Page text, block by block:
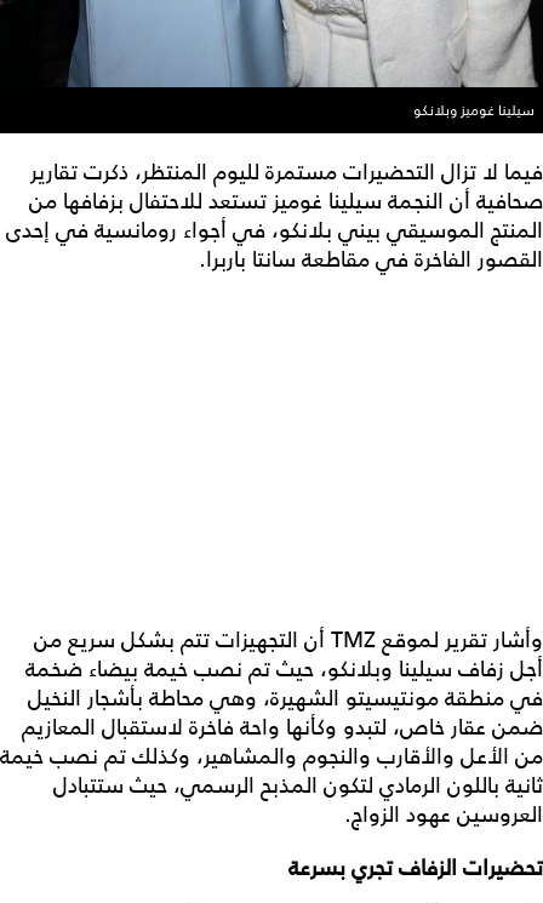
سيلينا غوميز وبلانكو
فيما لا تزال التحضيرات مستمرة لليوم المنتظر، ذكرت تقارير
صحافية أن النجمة سيلينا غوميز تستعد للاحتفال بزفافها من
المنتج الموسيقي بيني بلانكو، في أجواء رومانسية في إحدى
القصور الفاخرة في مقاطعة سانتا باربرا.
وأشار تقرير لموقع TMZ أن التجهيزات تتم بشكل سريع من
أجل زفاف سيلينا وبلانكو، حيث تم نصب خيمة بيضاء ضخمة
في منطقة مونتيسيتو الشهيرة، وهي محاطة بأشجار النخيل
ضمن عقار خاص، لتبدو وكأنها واحة فاخرة لاستقبال المعازيم
من الأعل والأقارب والنجوم والمشاهير، وكذلك تم نصب خيمة
ثانية باللون الرمادي لتكون المذبح الرسمي، حيث ستتبادل
العروسين عهود الزواج.
تحضيرات الزفاف تجري بسرعة